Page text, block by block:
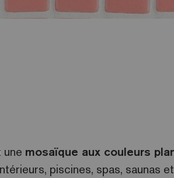
une mosaïque aux couleurs
piscines, spas, saunas